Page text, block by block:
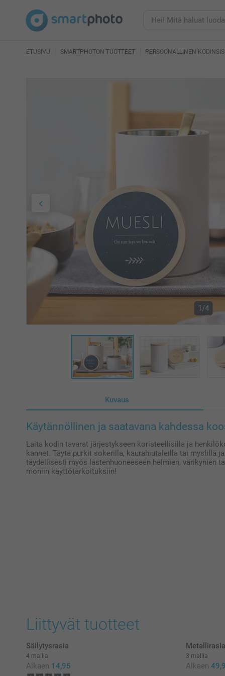
ETUSIVU SMARTPHOTON TUOTTEET PERSOONALLINEN
1/4
Kuvaus
Käytännöllinen ja saatavana kahdessa
Laita kodin tavarat järjestykseen koristeellisilla ja
kannet. Täytä purkit sokerilla, kaurahiutaleilla tai myslillä
täydellisesti myös lastenhuoneeseen helmien, värikynien
moniin käyttötarkoituksiin!
Liittyvät tuotteet
Säilytysrasia
4 mallia
Alkaen 14,95
3 mallia
Alkaen